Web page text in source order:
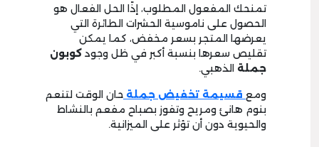
تمنحك المفعول المطلوب، إذًا الحل الفعال هو
الحصول على ناموسية الحشرات الطائرة التي
يعرضها المتجر بسعر مخفض، كما يمكن
تقليص سعرها بنسبة أكبر في ظل وجود كوبون
جملة الذهبي.
ومع قسيمة تخفيض جملة حان الوقت لتنعم
بنوم هانئ ومريح وتفوز بصباح مفعم بالنشاط
والحيوية دون أن تؤثر على الميزانية.